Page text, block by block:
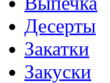
Десерты
Закатки
Закуски